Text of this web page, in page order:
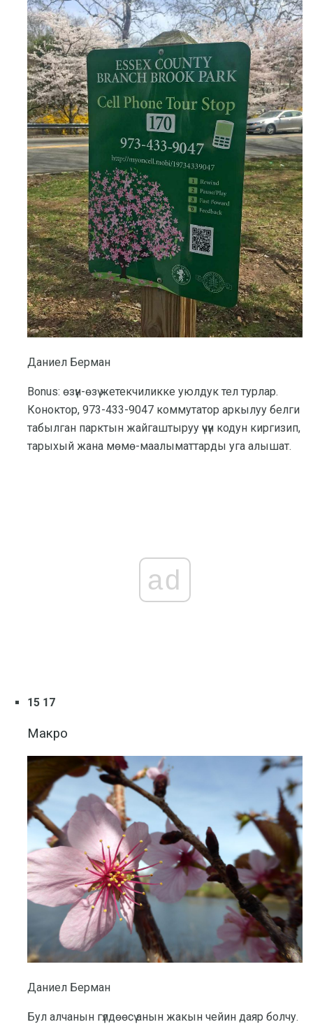
Даниел Берман
Bonus: өзүн-өзү жетекчиликке уюлдук тел турлар.
Коноктор, 973-433-9047 коммутатор аркылуу белги
табылган парктын жайгаштыруу үчүн кодун киргизип,
тарыхый жана мөмө-маалыматтарды уга алышат.
ad
15 17
Макро
Даниел Берман
Бул алчанын гүлдөөсү анын жакын чейин даяр болчу.